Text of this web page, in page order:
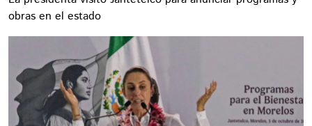
obras en el estado